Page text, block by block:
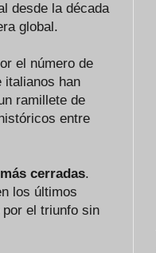
desde la década
global.
el número de
italianos han
ramillete de
entre
más cerradas.
los últimos
por el triunfo sin